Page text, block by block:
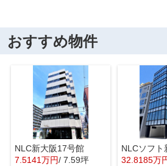
おすすめ物件
NLC新大阪17号館
7.5141万円/ 7.59坪
NLCソフト
32.8185万